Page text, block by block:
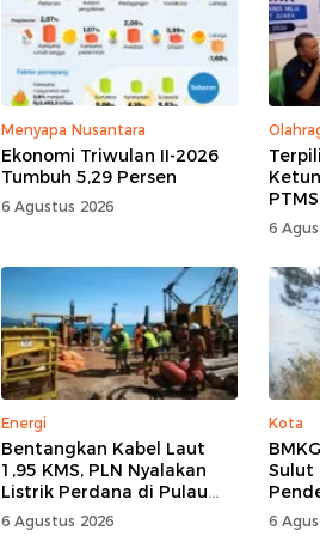
Menyapa Nusantara
Ekonomi Triwulan II-2026
Tumbuh 5,29 Persen
6 Agustus 2026
6
Energi
Bentangkan Kabel Laut
1,95 KMS, PLN Nyalakan
Listrik Perdana di Pulau
Dudepo, Desa Berlistrik di
6 Agustus 2026
Kota
Sulut
6